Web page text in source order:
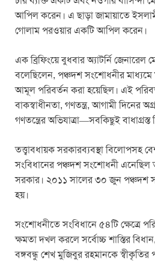
আপিল করেন। এ ছাড়া জামায়াতে
গোলাম পরওয়ার একটি আপিল করেন।
এক ব্রিফিংয়ে বুধবার অ্যাটর্নি
বলেছিলেন, পঞ্চদশ সংশোধনীর
আমূল পরিবর্তন করা হয়েছিল। এই
বাকস্বাধীনতা, গণতন্ত্র, আগামী দিনের
গণতন্ত্রের অভিযাত্রা—সবকিছুই বাধাগ্রস্ত
তত্ত্বাবধায়ক সরকারব্যবস্থা বিলোপসহ
সংবিধানের পঞ্চদশ সংশোধনী
সরকার। ২০১১ সালের ৩০ জুন পঞ্চদশ
হয়।
সংশোধনীতে সংবিধানে ৫৪টি ক্ষেত্রে
ক্ষমতা দখল করলে সর্বোচ্চ শাস্তির
বঙ্গবন্ধু শেখ মুজিবুর রহমানকে স্বীকৃতির